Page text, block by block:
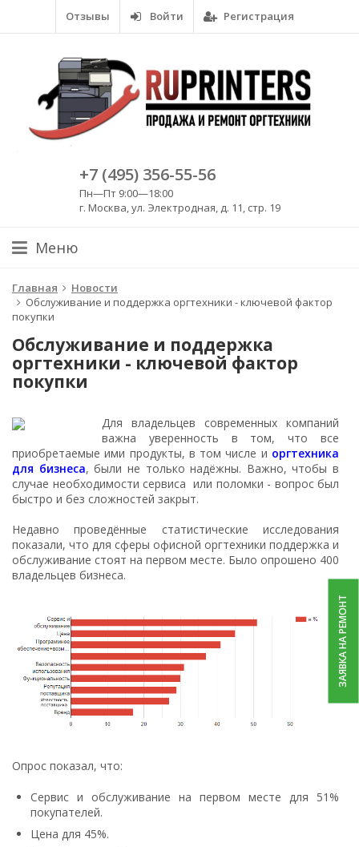
Отзывы Войти Регистрация
+7 (495) 356-55-56
Пн—Пт 9:00—18:00
г. Москва, ул. Электродная, д. 11, стр. 19
Меню
Главная
Новости
Обслуживание и поддержка оргтехники - ключевой фактор
покупки
Обслуживание и поддержка
оргтехники - ключевой фактор
покупки
Для владельцев современных компаний
важна уверенность в том, что все
приобретаемые ими продукты, в том числе и оргтехника
для бизнеса, были не только надёжны. Важно, чтобы в
случае необходимости сервиса или поломки - вопрос был
быстро и без сложностей закрыт.
Недавно проведённые статистические исследования
показали, что для сферы офисной оргтехники поддержка и
обслуживание стоят на первом месте. Было опрошено 400
владельцев бизнеса.
Опрос показал, что:
Сервис и обслуживание на первом месте для 51%
покупателей.
Цена для 45%.
ЗАЯВКА НА РЕМОНТ